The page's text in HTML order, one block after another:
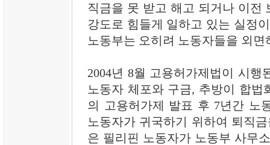
직금을 못 받고 해고 되거나 이전
강도로 힘들게 일하고 있는 실정
노동부는 오히려 노동자들을 외면
2004년 8월 고용허가제법이 시
노동자 체포와 구금, 추방이 합
의 고용허가제 발표 후 7년간 노
노동자가 귀국하기 위하여 퇴직
은 필리핀 노동자가 노동부 사무